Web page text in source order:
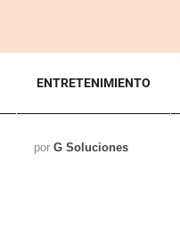
ENTRETENIMIENTO
por G Soluciones